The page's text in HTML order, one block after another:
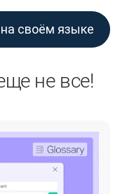
своём языке
не все!